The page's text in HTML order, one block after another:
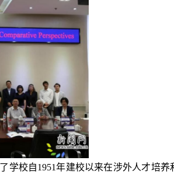
学校自1951年建校以来在涉外人才培养